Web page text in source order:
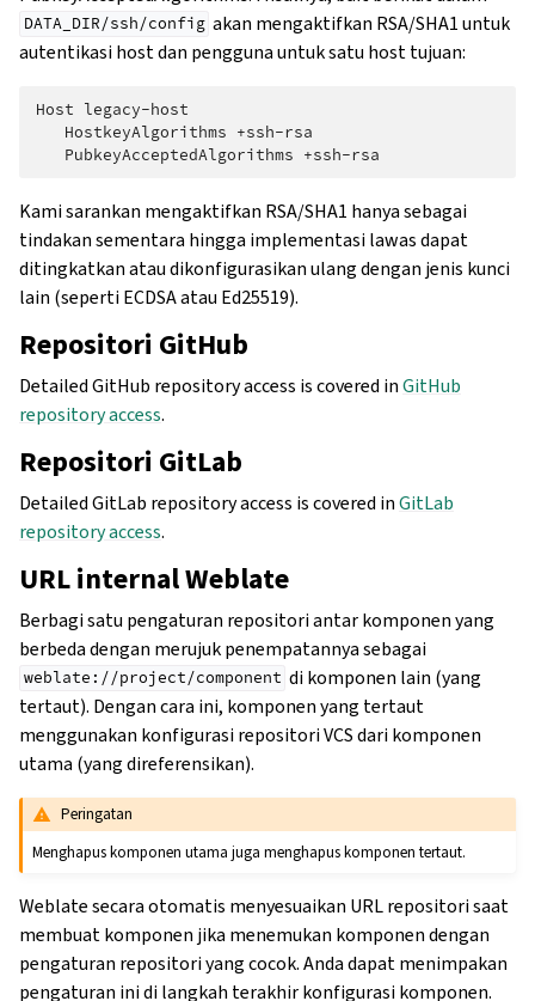
DATA_DIR/ssh/config akan mengaktifkan RSA/SHA1 untuk
autentikasi host dan pengguna untuk satu host tujuan:
Host legacy-host
   HostkeyAlgorithms +ssh-rsa
Kami sarankan mengaktifkan RSA/SHA1 hanya sebagai
tindakan sementara hingga implementasi lawas dapat
ditingkatkan atau dikonfigurasikan ulang dengan jenis kunci
lain (seperti ECDSA atau Ed25519).
Repositori GitHub
Detailed GitHub repository access is covered inGitHub
repository access.
Repositori GitLab
Detailed GitLab repository access is covered inGitLab
repository access.
URL internal Weblate
Berbagi satu pengaturan repositori antar komponen yang
berbeda dengan merujuk penempatannya sebagai
weblate://project/component di komponen lain (yang
tertaut). Dengan cara ini, komponen yang tertaut
menggunakan konfigurasi repositori VCS dari komponen
utama (yang direferensikan).
Peringatan
Menghapus komponen utama juga menghapus komponen tertaut.
Weblate secara otomatis menyesuaikan URL repositori saat
membuat komponen jika menemukan komponen dengan
pengaturan repositori yang cocok. Anda dapat menimpakan
pengaturan ini di langkah terakhir konfigurasi komponen.